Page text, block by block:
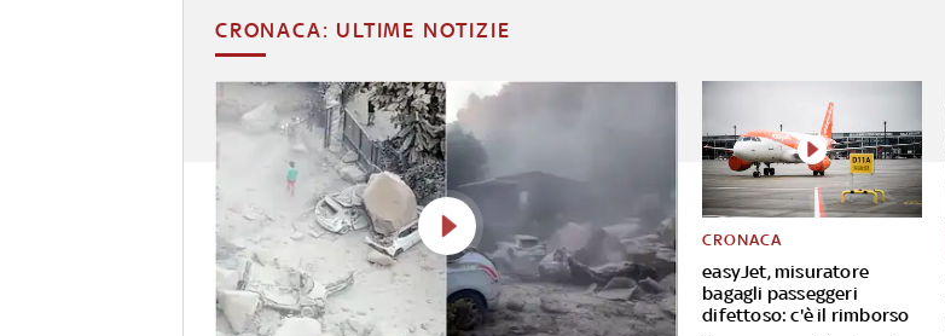
CRONACA: ULTIME NOTIZIE
easyJet, misuratore
bagagli passeggeri
difettoso: c'è il rimborso
CRONACA